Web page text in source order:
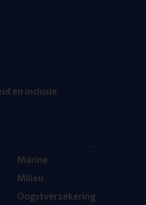
en inclusie
Mari­ne
Mili­eu
Oogst­ver­ze­ke­ring